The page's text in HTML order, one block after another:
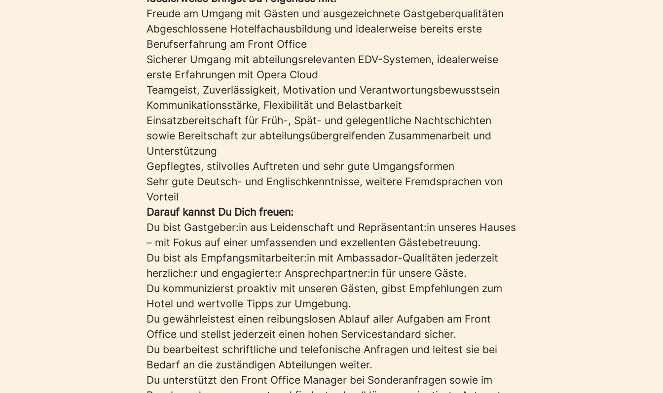
Freude am Umgang mit Gästen und ausgezeichnete Gastgeberqualitäten
Abgeschlossene Hotelfachausbildung und idealerweise bereits erste
Berufserfahrung am Front Office
Sicherer Umgang mit abteilungsrelevanten EDV-Systemen, idealerweise
erste Erfahrungen mit Opera Cloud
Teamgeist, Zuverlässigkeit, Motivation und Verantwortungsbewusstsein
Kommunikationsstärke, Flexibilität und Belastbarkeit
Einsatzbereitschaft für Früh-, Spät- und gelegentliche Nachtschichten
sowie Bereitschaft zur abteilungsübergreifenden Zusammenarbeit und
Unterstützung
Gepflegtes, stilvolles Auftreten und sehr gute Umgangsformen
Sehr gute Deutsch- und Englischkenntnisse, weitere Fremdsprachen von
Vorteil
Darauf kannst Du Dich freuen:
Du bist Gastgeber:in aus Leidenschaft und Repräsentant:in unseres Hauses
– mit Fokus auf einer umfassenden und exzellenten Gästebetreuung.
Du bist als Empfangsmitarbeiter:in mit Ambassador-Qualitäten jederzeit
herzliche:r und engagierte:r Ansprechpartner:in für unsere Gäste.
Du kommunizierst proaktiv mit unseren Gästen, gibst Empfehlungen zum
Hotel und wertvolle Tipps zur Umgebung.
Du gewährleistest einen reibungslosen Ablauf aller Aufgaben am Front
Office und stellst jederzeit einen hohen Servicestandard sicher.
Du bearbeitest schriftliche und telefonische Anfragen und leitest sie bei
Bedarf an die zuständigen Abteilungen weiter.
Du unterstützt den Front Office Manager bei Sonderanfragen sowie im